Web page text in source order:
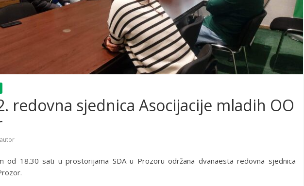
redovna sjednica Asocijacije mladih OO
autor
od 18.30 sati u prostorijama SDA u Prozoru održana dvanaesta redovna sjednica